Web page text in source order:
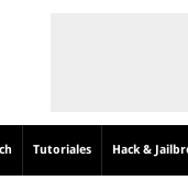
Tutoriales Hack &